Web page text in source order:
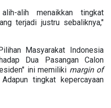
alih menaikkan tingkat
terjadi justru sebaliknya,"
Masyarakat Indonesia
Dua Pasangan Calon
ini memiliki margin of
tingkat kepercayaan